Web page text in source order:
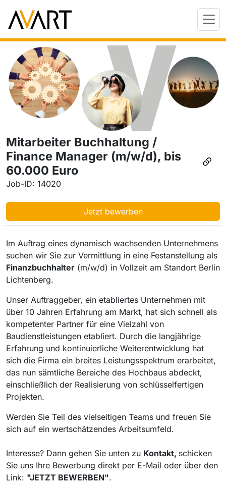
Mitarbeiter Buchhaltung /
Finance Manager (m/w/d), bis
60.000 Euro
Job-ID: 14020
Jetzt bewerben
Im Auftrag eines dynamisch wachsenden Unternehmens
suchen wir Sie zur Vermittlung in eine Festanstellung als
Finanzbuchhalter (m/w/d) in Vollzeit am Standort Berlin
Lichtenberg.
Unser Auftraggeber, ein etabliertes Unternehmen mit
über 10 Jahren Erfahrung am Markt, hat sich schnell als
kompetenter Partner für eine Vielzahl von
Baudienstleistungen etabliert. Durch die langjährige
Erfahrung und kontinuierliche Weiterentwicklung hat
sich die Firma ein breites Leistungsspektrum erarbeitet,
das nun sämtliche Bereiche des Hochbaus abdeckt,
einschließlich der Realisierung von schlüsselfertigen
Projekten.
Werden Sie Teil des vielseitigen Teams und freuen Sie
sich auf ein wertschätzendes Arbeitsumfeld.
Interesse? Dann gehen Sie unten zu Kontakt, schicken
Sie uns Ihre Bewerbung direkt per E-Mail oder über den
Link: "JETZT BEWERBEN".